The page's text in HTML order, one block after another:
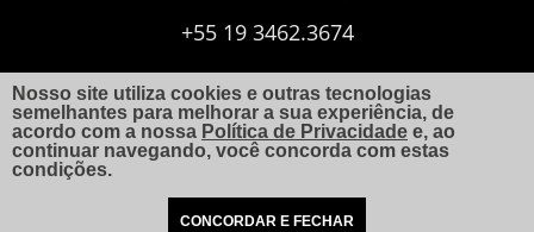
+55 19 3462.3674
+55 19 3406.7173
aquiles@arquitetoaquiles.com.br
Nosso site utiliza cookies e outras tecnologias
semelhantes para melhorar a sua experiência, de
acordo com a nossa Política de Privacidade e, ao
continuar navegando, você concorda com estas
condições.
CONCORDAR E FECHAR